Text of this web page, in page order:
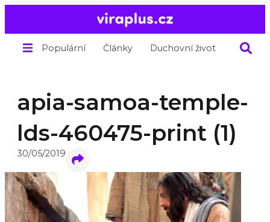
Populární Články Duchovní život O nás
apia-samoa-temple-
lds-460475-print (1)
30/05/2019